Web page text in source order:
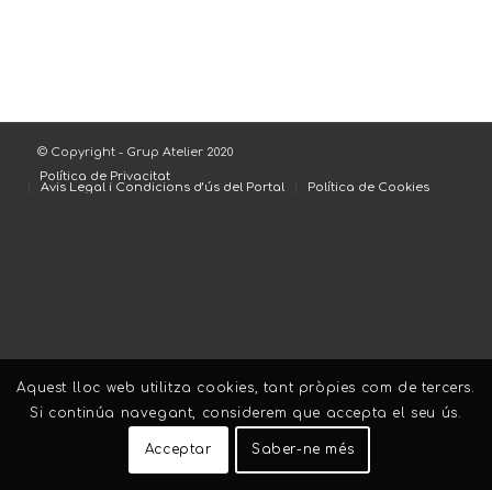
© Copyright - Grup Atelier 2020
Política de Privacitat
Avis Legal i Condicions d’ús del Portal Política de Cookies
Aquest lloc web utilitza cookies, tant pròpies com de tercers.
Si continúa navegant, considerem que accepta el seu ús.
Acceptar Saber-ne més